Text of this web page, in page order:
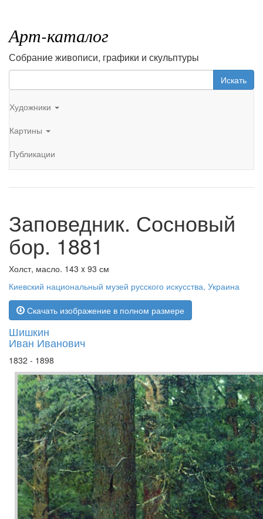
Арт-каталог
Собрание живописи, графики и скульптуры
Искать
Художники
Картины
Публикации
Заповедник. Сосновый
бор. 1881
Холст, масло. 143 x 93 см
Киевский национальный музей русского искусства, Украина
Скачать изображение в полном размере
Шишкин
Иван Иванович
1832 - 1898